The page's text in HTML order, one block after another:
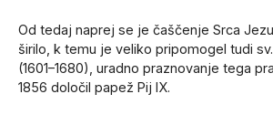
Od tedaj naprej se je čaščenje Srca
širilo, k temu je veliko pripomogel tudi
(1601–1680), uradno praznovanje tega
1856 določil papež Pij IX.